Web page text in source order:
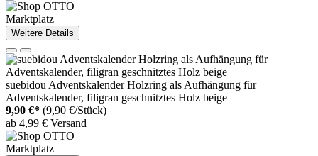
Marktplatz
Weitere Details
suebidou Adventskalender Holzring als Aufhängung für
Adventskalender, filigran geschnitztes Holz beige
9,90 €* (9,90 €/Stück)
ab 4,99 € Versand
Marktplatz